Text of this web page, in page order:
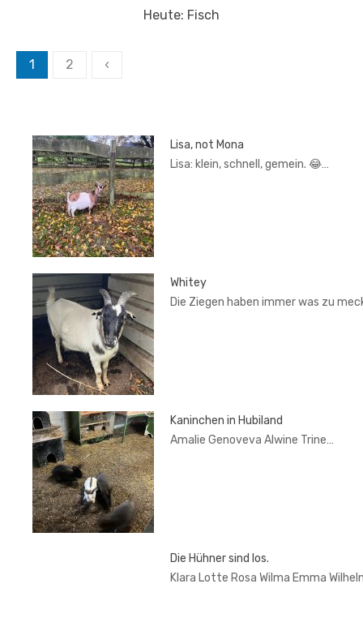
Heute: Fisch
Seitennummerierung
der
1 2 ‹
Lisa, not Mona
Lisa: klein, schnell, gemein. 😂…
Whitey
Die Ziegen haben immer was zu
Kaninchen in Hubiland
Amalie Genoveva Alwine Trine…
Die Hühner sind los.
Klara Lotte Rosa Wilma Emma